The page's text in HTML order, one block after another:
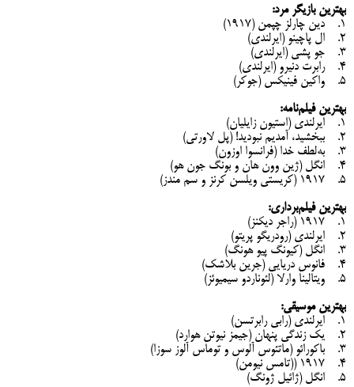
بهترین بازیگر مرد:
1. دین چارلز چپمن (1917)
2. ال پاچینو (ایرلندی)
3. جو پشی (ایرلندی)
4. رابرت دنیرو (ایرلندی)
5. واکین فینیکس (جوکر)
بهترین فیلم‌نامه:
1. ایرلندی (استیون زایلیان)
2. ببخشید، آمدیم نبودید! (پل لاورتی)
3. به‌لطف خدا (فرانسوا اوزون)
4. انگل (ژین وون هان و بونگ جون هو)
5. 1917 (کریستی ویلسن کرنز و سم مندز)
بهترین فیلم‌برداری:
1. 1917 (راجر دیکنز)
2. ایرلندی (رودریگو پریتو)
3. انگل (کیونگ پیو هونگ)
4. فانوس دریایی (جرین بلاشک)
5. ویتالینا وارلا (لئوناردو سیمیوئز)
بهترین موسیقی:
1. ایرلندی (رابی رابرتسن)
2. یک زندگی پنهان (جیمز نیوتن هوارد)
3. باکورائو (ماتئوس آلوس و توماس آلوز سوزا)
4. 1917 ((تامس نیومن)
5. انگل (ژائیل ژونگ)